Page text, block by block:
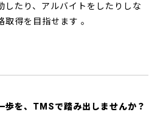
したり、アルバイトをしたりしな
取得を目指せます 。
歩を、TMSで踏み出しませんか？